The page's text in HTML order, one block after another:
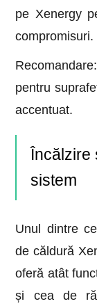
pe Xenergy
compromisuri.
pentru
accentuat.
Încălzire
sistem
Unul dintre
de căldură
oferă atât
și cea de